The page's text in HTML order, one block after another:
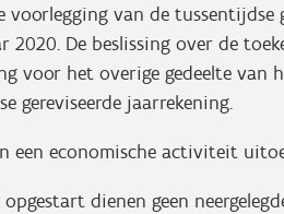
voorlegging van de tussentijdse
2020. De beslissing over de
voor het overige gedeelte
gereviseerde jaarrekening.
een economische activiteit
dienen geen